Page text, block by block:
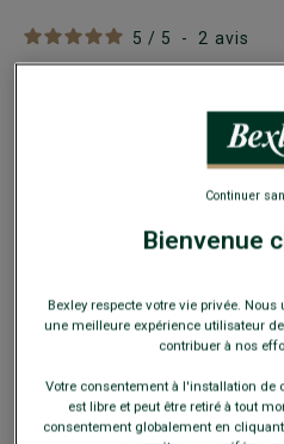
5 / 5 - 2 avis
100% coton bio - Coupe droite -
FINS DE SÉRIE
Payez en plusieurs
COULEURS DISPONIBLES
Bienvenue
Bexley respecte votre vie privée.
une meilleure expérience utilisateur
contribuer à nos
Votre consentement à l'installation de
est libre et peut être retiré à tout
consentement globalement en
Continuer